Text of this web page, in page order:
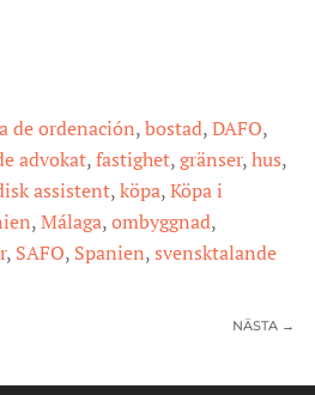
de ordenación,bostad,DAFO,
advokat,fastighet,gränser,hus,
assistent,köpa,Köpa i
,Málaga,ombyggnad,
, SAFO, Spanien,svensktalande
NÄSTA →